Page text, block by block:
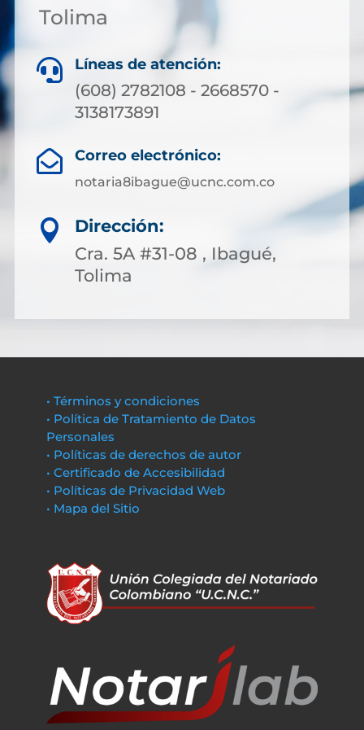
Tolima
 Líneas de atención:
(608) 2782108 - 2668570 -
3138173891
 Correo electrónico:
notaria8ibague@ucnc.com.co

Dirección:
Cra. 5A #31-08 , Ibagué,
Tolima
• Términos y condiciones
• Política de Tratamiento de Datos
Personales
• Políticas de derechos de autor
• Certificado de Accesibilidad
• Políticas de Privacidad Web
• Mapa del Sitio